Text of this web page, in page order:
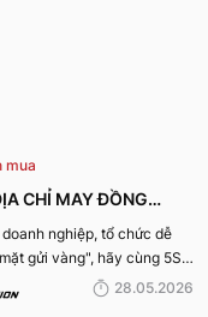
mua
CHỈ MAY ĐỒNG
TY ĐẸP, UY TÍN
NAY
nghiệp, tổ chức dễ
gửi vàng", hãy cùng 5S
những địa chỉ may đồng
28.05.2026